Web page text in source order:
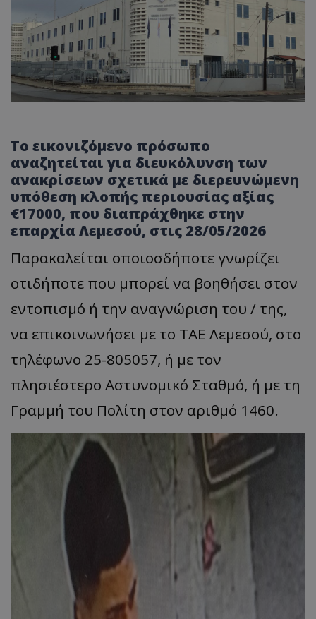
Το εικονιζόμενο πρόσωπο
αναζητείται για διευκόλυνση των
ανακρίσεων σχετικά με διερευνώμενη
υπόθεση κλοπής περιουσίας αξίας
€17000, που διαπράχθηκε στην
επαρχία Λεμεσού, στις 28/05/2026
Παρακαλείται οποιοσδήποτε γνωρίζει
οτιδήποτε που μπορεί να βοηθήσει στον
εντοπισμό ή την αναγνώριση του / της,
να επικοινωνήσει με το ΤΑΕ Λεμεσού, στο
τηλέφωνο 25-805057, ή με τον
πλησιέστερο Αστυνομικό Σταθμό, ή με τη
Γραμμή του Πολίτη στον αριθμό 1460.